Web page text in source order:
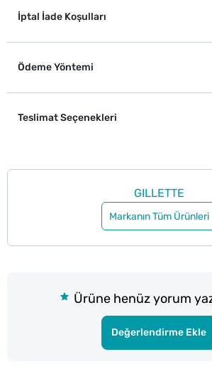
İptal İade Koşulları
Ödeme Yöntemi
Teslimat Seçenekleri
GILLETTE
Markanın Tüm Ürünleri
Ürüne henüz yorum
Değerlendirme Ekle